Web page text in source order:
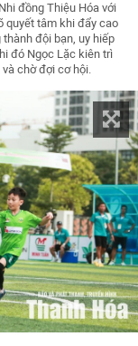
đồng Thiệu Hóa với
quyết tâm khi đẩy cao
đội bạn, uy hiếp
đó Ngọc Lặc kiên trì
chờ đợi cơ hội.